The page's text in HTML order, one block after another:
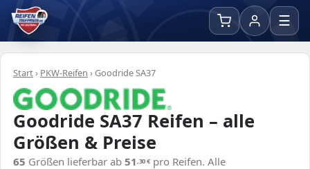
☰
Start› PKW-Reifen ›Goodride SA37
Goodride SA37 Reifen – alle
Größen & Preise
65 Größen lieferbar ab 51,30€ pro Reifen. Alle